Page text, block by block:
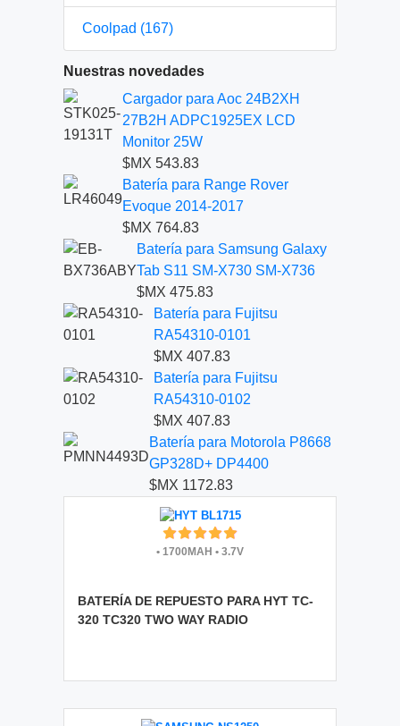
Coolpad (167)
Nuestras novedades
Cargador para Aoc 24B2XH
27B2H ADPC1925EX LCD
Monitor 25W
$MX 543.83
Batería para Range Rover
Evoque 2014-2017
$MX 764.83
Batería para Samsung Galaxy
Tab S11 SM-X730 SM-X736
$MX 475.83
Batería para Fujitsu
RA54310-0101
$MX 407.83
Batería para Fujitsu
RA54310-0102
$MX 407.83
Batería para Motorola P8668
GP328D+ DP4400
$MX 1172.83
• 1700MAH • 3.7V
BATERÍA DE REPUESTO PARA HYT TC-
320 TC320 TWO WAY RADIO